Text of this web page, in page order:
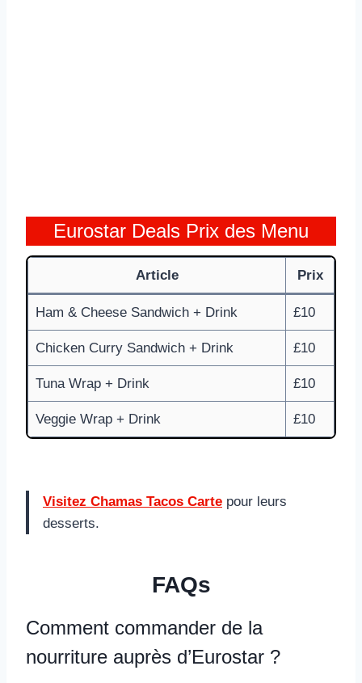
Eurostar Deals Prix des Menu
Article Prix
Ham & Cheese Sandwich + Drink £10
Chicken Curry Sandwich + Drink £10
Tuna Wrap + Drink £10
Veggie Wrap + Drink £10
Visitez Chamas Tacos Carte pour leurs
desserts.
FAQs
Comment commander de la
nourriture auprès d’Eurostar ?